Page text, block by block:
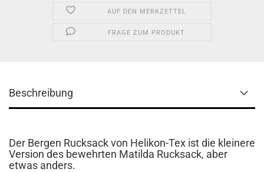
AUF DEN MERKZETTEL
FRAGE ZUM PRODUKT
Beschreibung
Der Bergen Rucksack von Helikon-Tex ist die kleinere
Version des bewehrten Matilda Rucksack, aber
etwas anders.